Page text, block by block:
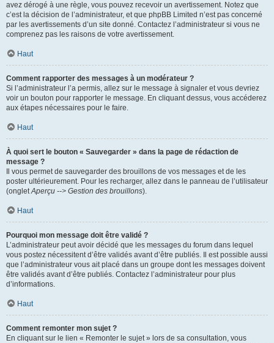
avez dérogé à une règle, vous pouvez recevoir un avertissement. Notez que
c’est la décision de l’administrateur, et que phpBB Limited n’est pas concerné
par les avertissements d’un site donné. Contactez l’administrateur si vous ne
comprenez pas les raisons de votre avertissement.
Haut
Comment rapporter des messages à un modérateur ?
Si l’administrateur l’a permis, allez sur le message à signaler et vous devriez
voir un bouton pour rapporter le message. En cliquant dessus, vous accéderez
aux étapes nécessaires pour le faire.
Haut
À quoi sert le bouton « Sauvegarder » dans la page de rédaction de
message ?
Il vous permet de sauvegarder des brouillons de vos messages et de les
poster ultérieurement. Pour les recharger, allez dans le panneau de l’utilisateur
(ongletAperçu --> Gestion des brouillons).
Haut
Pourquoi mon message doit être validé ?
L’administrateur peut avoir décidé que les messages du forum dans lequel
vous postez nécessitent d’être validés avant d’être publiés. Il est possible aussi
que l’administrateur vous ait placé dans un groupe dont les messages doivent
être validés avant d’être publiés. Contactez l’administrateur pour plus
d’informations.
Haut
Comment remonter mon sujet ?
En cliquant sur le lien « Remonter le sujet » lors de sa consultation, vous